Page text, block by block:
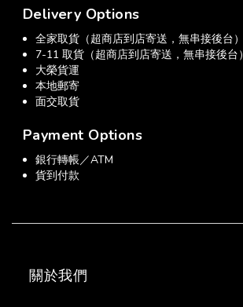
Delivery Options
全家取貨（超商店到店寄送，無串接後台）
7-11 取貨（超商店到店寄送，無串接後台）
大榮貨運
本地郵寄
面交取貨
Payment Options
銀行轉帳／ATM
貨到付款
關於我們